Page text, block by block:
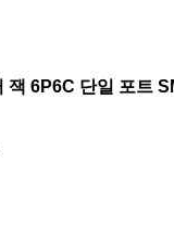
잭 6P6C 단일 포트